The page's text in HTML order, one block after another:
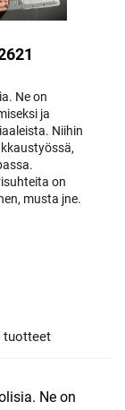
Ne on
ja
Niihin
on
musta jne.
tuotteet
Ne on